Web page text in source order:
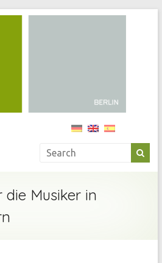
Musiker in